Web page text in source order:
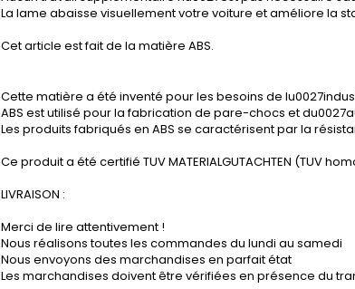
La lame abaisse visuellement votre voiture et améliore la
Cet article est fait de la matière ABS.
Cette matière a été inventé pour les besoins de
ABS est utilisé pour la fabrication de pare-chocs et
Les produits fabriqués en ABS se caractérisent par la
Ce produit a été certifié TUV MATERIALGUTACHTEN (TUV
LIVRAISON :
Merci de lire attentivement !
Nous réalisons toutes les commandes du lundi au samedi
Nous envoyons des marchandises en parfait état
Les marchandises doivent être vérifiées en présence du